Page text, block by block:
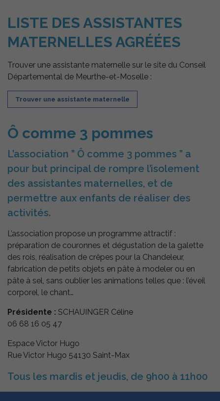
LISTE DES ASSISTANTES
MATERNELLES AGRÉÉES
Trouver une assistante maternelle sur le site du Conseil
Départemental de Meurthe-et-Moselle :
Trouver une assistante maternelle
Ô comme 3 pommes
L’association ” Ô comme 3 pommes ” a
pour but principal de rompre l’isolement
des assistantes maternelles, et de
permettre aux enfants de réaliser des
activités.
L’association propose un programme attractif :
préparation de couronnes et dégustation de la galette
des rois, réalisation de crêpes pour la Chandeleur,
fabrication de petits objets en pâte à modeler ou en
pâte à sel, sans oublier les animations telles que : l’éveil
corporel, le chant…
Présidente : SCHAUINGER Céline
06 68 16 05 47
Espace Victor Hugo
Rue Victor Hugo 54130 Saint-Max
Tous les mardis et jeudis, de 9h00 à 11h00
statistiques.
Afin
d'améliorer
l'expérience
fonctionnalités
décidant de ne
pas les
fonctionnalités
pourraient ne
pas fonctionner
de manière
optimale. Les
cookies
utilisés
d'hébergement
de médias tels
que YouTube.